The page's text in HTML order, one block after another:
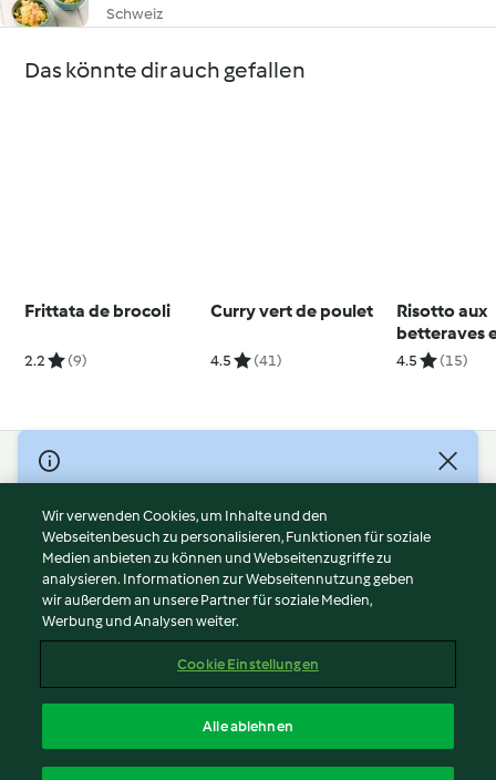
Schweiz
Das könnte dir auch gefallen
Frittata de brocoli
2.2 (9)
Curry vert de poulet
4.5 (41)
Risotto aux
betteraves
saltimbocca
4.5 (15)
© Copyright 2026
Nutzungsbedingungen
Datenschutzrichtlinien
Disclaimer
Impressum
Cookies
Abo kündigen
Erklärung zur Barrierefreiheit
Wir verwenden Cookies, um Inhalte und den
Webseitenbesuch zu personalisieren, Funktionen für soziale
Medien anbieten zu können und Webseitenzugriffe zu
analysieren. Informationen zur Webseitennutzung geben
wir außerdem an unsere Partner für soziale Medien,
Werbung und Analysen weiter.
Cookie Einstellungen
Alle ablehnen